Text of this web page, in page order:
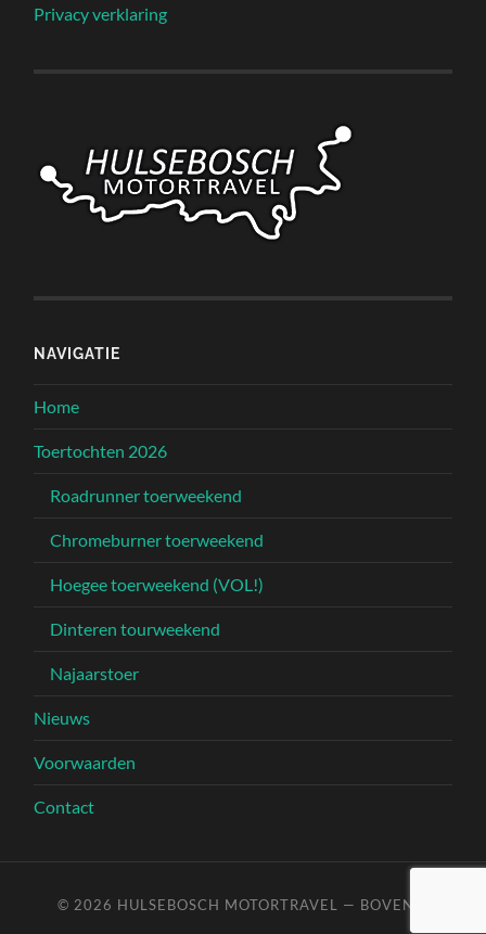
Privacy verklaring
NAVIGATIE
Home
Toertochten 2026
Roadrunner toerweekend
Chromeburner toerweekend
Hoegee toerweekend (VOL!)
Dinteren tourweekend
Najaarstoer
Nieuws
Voorwaarden
Contact
© 2026 HULSEBOSCH MOTORTRAVEL — BOVEN ↑